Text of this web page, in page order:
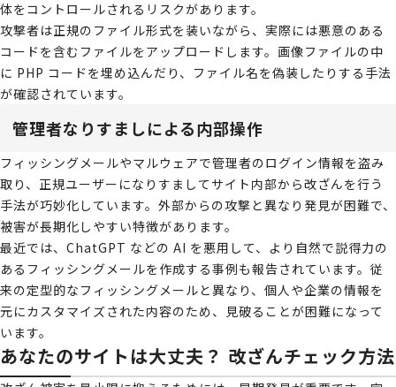
体をコントロールされるリスクがあります。
攻撃者は正規のファイル形式を装いながら、実際には悪意のある
コードを含むファイルをアップロードします。画像ファイルの中
に PHP コードを埋め込んだり、ファイル名を偽装したりする手法
が確認されています。
管理者なりすましによる内部操作
フィッシングメールやマルウェアで管理者のログイン情報を盗み
取り、正規ユーザーになりすましてサイト内部から改ざんを行う
手法が巧妙化しています。外部からの攻撃と異なり発見が困難で、
被害が長期化しやすい特徴があります。
最近では、ChatGPT などの AI を悪用して、より自然で説得力の
あるフィッシングメールを作成する事例も報告されています。従
来の定型的なフィッシングメールと異なり、個人や企業の情報を
元にカスタマイズされた内容のため、見破ることが困難になって
います。
あなたのサイトは大丈夫？ 改ざんチェック方法